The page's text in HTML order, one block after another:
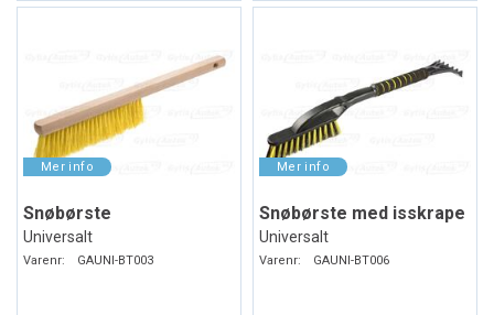
Snøbørste
Universalt
Varenr: GAUNI-BT003
Snøbørste med isskrape
Universalt
Varenr: GAUNI-BT006